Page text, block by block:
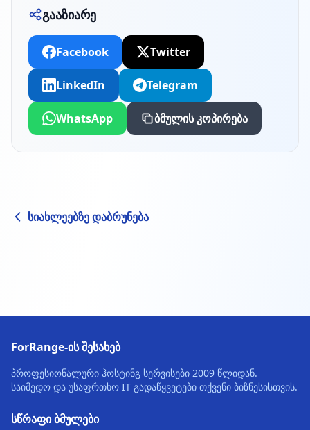
გააზიარე
Facebook Twitter
LinkedIn Telegram
WhatsApp ბმულის კოპირება
სიახლეებზე დაბრუნება
ForRange-ის შესახებ
პროფესიონალური ჰოსტინგ სერვისები 2009 წლიდან.
საიმედო და უსაფრთხო IT გადაწყვეტები თქვენი ბიზნესისთვის.
სწრაფი ბმულები